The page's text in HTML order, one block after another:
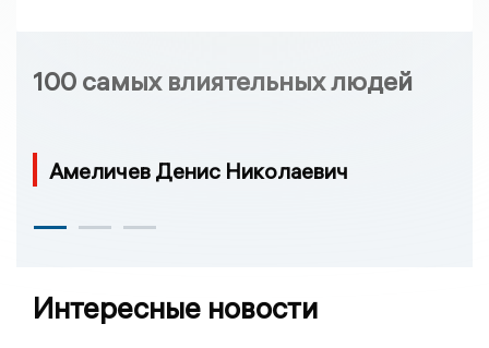
100 самых влиятельных людей
Амеличев Денис Николаевич
Интересные новости